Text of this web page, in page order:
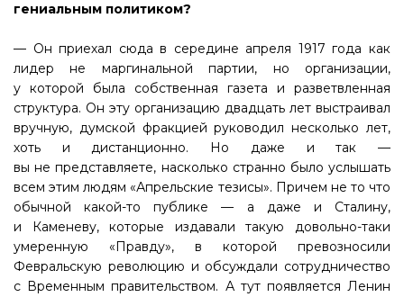
гениальным политиком?
— Он приехал сюда в середине апреля 1917 года как
лидер не маргинальной партии, но организации,
у которой была собственная газета и разветвленная
структура. Он эту организацию двадцать лет выстраивал
вручную, думской фракцией руководил несколько лет,
хоть и дистанционно. Но даже и так —
вы не представляете, насколько странно было услышать
всем этим людям «Апрельские тезисы». Причем не то что
обычной какой-то публике — а даже и Сталину,
и Каменеву, которые издавали такую довольно-таки
умеренную «Правду», в которой превозносили
Февральскую революцию и обсуждали сотрудничество
с Временным правительством. А тут появляется Ленин